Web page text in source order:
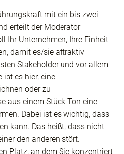
mit ein bis zwei
erteilt der Moderator
Ihr Unternehmen, Ihre Einheit
damit es/sie attraktiv
Stakeholder und vor allem
ist es hier, eine
oder zu
aus einem Stück Ton eine
Dabei ist es wichtig, dass
kann. Das heißt, dass nicht
den anderen stört.
Platz, an dem Sie konzentriert